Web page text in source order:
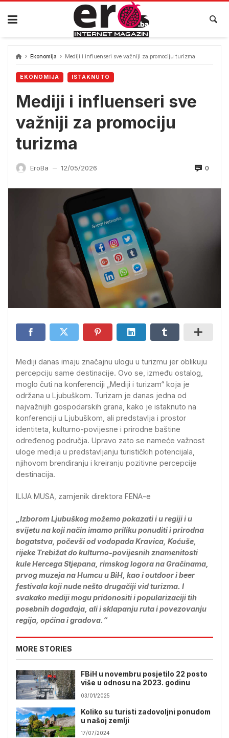
Skip
content
Ekonomija Mediji i influenseri sve važniji za promociju turizma
EKONOMIJA ISTAKNUTO
Mediji i influenseri sve
važniji za promociju
turizma
EroBa — 12/05/2026 0
Mediji danas imaju značajnu ulogu u turizmu jer oblikuju
percepciju same destinacije. Ovo se, između ostalog,
moglo čuti na konferenciji „Mediji i turizam“ koja je
održana u Ljubuškom. Turizam je danas jedna od
najvažnijih gospodarskih grana, kako je istaknuto na
konferenciji u Ljubuškom, ali predstavlja i prostor
identiteta, kulturno-povijesne i prirodne baštine
određenog područja. Upravo zato se nameće važnost
uloge medija u predstavljanju turističkih potencijala,
njihovom brendiranju i kreiranju pozitivne percepcije
destinacija.
ILIJA MUSA, zamjenik direktora FENA-e
„Izborom Ljubuškog možemo pokazati i u regiji i u
svijetu na koji način imamo priliku ponuditi i prirodna
bogatstva, počevši od vodopada Kravica, Koćuše,
rijeke Trebižat do kulturno-povijesnih znamenitosti
kule Hercega Stjepana, rimskog logora na Gračinama,
prvog muzeja na Humcu u BiH, kao i outdoor i beer
festivala koji nude nešto drugačiji vid turizma. I
svakako mediji mogu pridonositi i popularizaciji tih
posebnih događaja, ali i sklapanju ruta i povezovanju
regija, općina i gradova.“
MORE STORIES
FBiH u novembru posjetilo 22 posto
više u odnosu na 2023. godinu
03/01/2025
Koliko su turisti zadovoljni ponudom
u našoj zemlji
17/07/2024